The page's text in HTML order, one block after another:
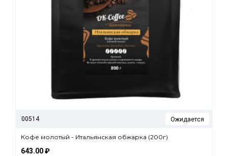
00514 Ожидается
Кофе молотый - Итальянская обжарка (200г)
643.00 ₽